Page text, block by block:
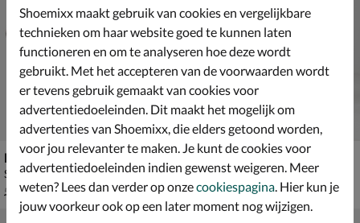
Dolcis
Sandalen - zwart
van € 59,99 voor € 41,99
59 99 41,99
Nelson
Pumps - multi
van € 69,99 voor € 48,99
69,99 48,99
Shoemixx maakt gebruik van cookies en vergelijkbare
technieken om haar website goed te kunnen laten
functioneren en om te analyseren hoe deze wordt
gebruikt. Met het accepteren van de voorwaarden wordt
er tevens gebruik gemaakt van cookies voor
advertentiedoeleinden. Dit maakt het mogelijk om
advertenties van Shoemixx, die elders getoond worden,
voor jou relevanter te maken. Je kunt de cookies voor
advertentiedoeleinden indien gewenst weigeren. Meer
weten? Lees dan verder op onzecookiespagina. Hier kun je
jouw voorkeur ook op een later moment nog wijzigen.